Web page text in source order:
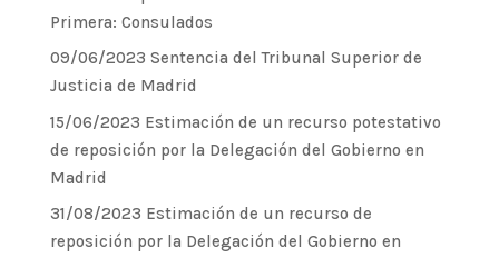
Primera: Consulados
09/06/2023 Sentencia del Tribunal Superior de
Justicia de Madrid
15/06/2023 Estimación de un recurso potestativo
de reposición por la Delegación del Gobierno en
Madrid
31/08/2023 Estimación de un recurso de
reposición por la Delegación del Gobierno en